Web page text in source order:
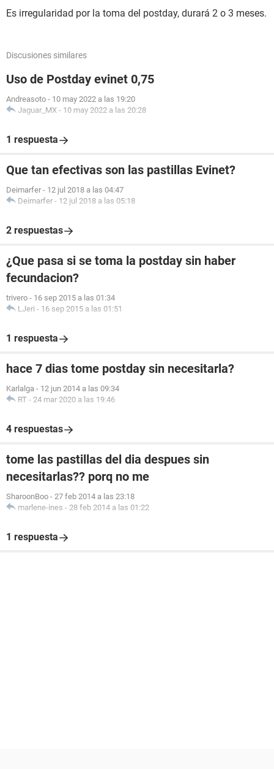
Es irregularidad por la toma del postday, durará 2 o 3 meses.
Discusiones similares
Uso de Postday evinet 0,75
Andreasoto - 10 may 2022 a las 19:20
Jaguar_MX - 10 may 2022 a las 20:28
1 respuesta
Que tan efectivas son las pastillas Evinet?
Deimarfer - 12 jul 2018 a las 04:47
Deimarfer - 12 jul 2018 a las 05:18
2 respuestas
¿Que pasa si se toma la postday sin haber
fecundacion?
trivero - 16 sep 2015 a las 01:34
LJeri - 16 sep 2015 a las 01:51
1 respuesta
hace 7 dias tome postday sin necesitarla?
Karlalga - 12 jun 2014 a las 09:34
RT - 24 mar 2020 a las 19:46
4 respuestas
tome las pastillas del dia despues sin
necesitarlas?? porq no me
SharoonBoo - 27 feb 2014 a las 23:18
marlene-ines - 28 feb 2014 a las 01:22
1 respuesta